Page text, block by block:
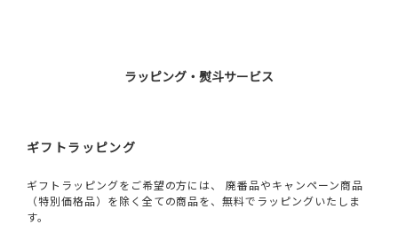
ラッピング・熨斗サービス
ギフトラッピング
ギフトラッピングをご希望の方には、 廃番品やキャンペーン商品
（特別価格品）を除く全ての商品を、無料でラッピングいたしま
す。